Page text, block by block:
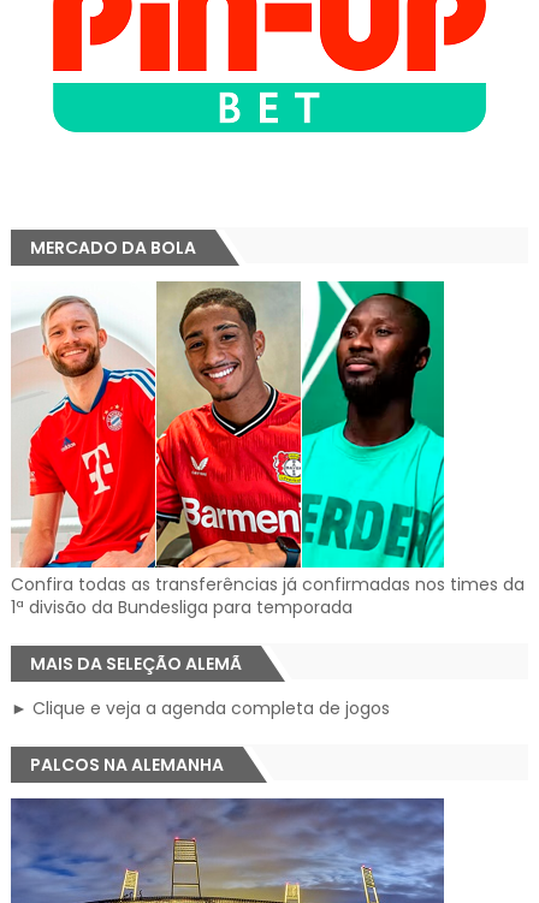
MERCADO DA BOLA
Confira todas as transferências já confirmadas nos times da
1ª divisão da Bundesliga para temporada
MAIS DA SELEÇÃO ALEMÃ
► Clique e veja a agenda completa de jogos
PALCOS NA ALEMANHA